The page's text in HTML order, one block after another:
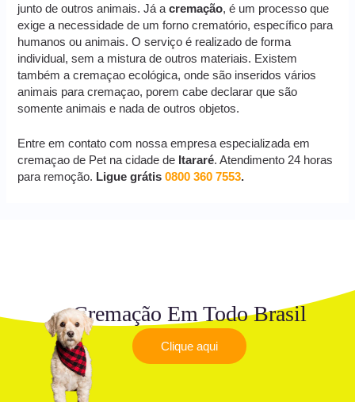
junto de outros animais. Já acremação, é um processo que
exige a necessidade de um forno crematório, específico para
humanos ou animais. O serviço é realizado de forma
individual, sem a mistura de outros materiais. Existem
também a cremaçao ecológica, onde são inseridos vários
animais para cremaçao, porem cabe declarar que são
somente animais e nada de outros objetos.
Entre em contato com nossa empresa especializada em
cremaçao de Pet na cidade de Itararé. Atendimento 24 horas
para remoção. Ligue grátis0800 360 7553.
Cremação Em Todo Brasil
Clique aqui